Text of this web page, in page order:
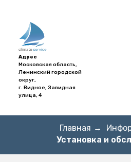
Адрес
Московская область,
Ленинский городской
округ,
г. Видное, Завидная
улица, 4
Главная →
Установка и